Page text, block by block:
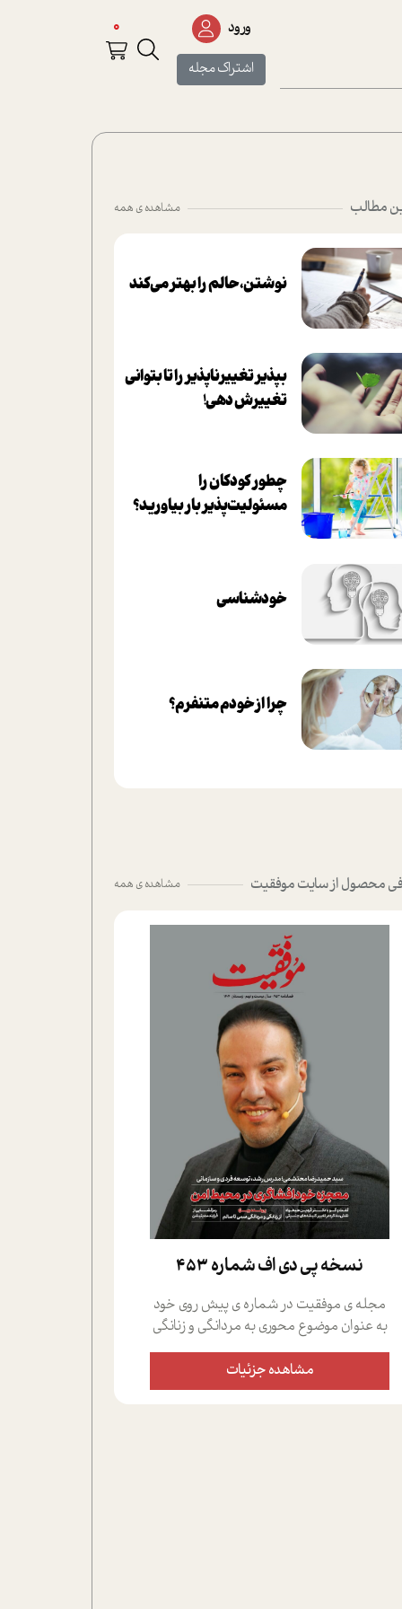
ورود
اشتراک مجله
0
مطالب مشاهده ی همه
نوشتن، حالم را بهتر می‌کند
بپذير تغييرناپذير را تا بتواني
تغييرش دهي!‏
چطور کودکان را
مسئولیت‌پذیر بار بیاورید؟
خودشناسی
چرا از خودم متنفرم؟
محصول از سایت موفقیت مشاهده ی همه
نسخه پي دي اف شماره 453
مجله ی موفقیت در شماره ی پیش روی خود
به عنوان موضوع محوری به مردانگی و زنانگی
سمی پرداخته است؛ علاوه بر این که؛ گفت و
گویی اختصاصی داشته ایم با فردین علیخواه،
جامعه شناس در بخش های مختلف تلاش
مشاهده جزئیات